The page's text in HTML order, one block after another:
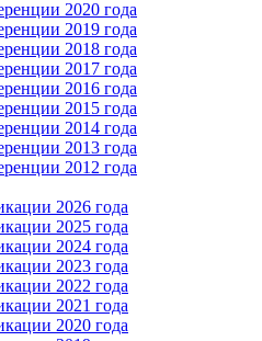
2020 года
2019 года
2018 года
2017 года
2016 года
2015 года
2014 года
2013 года
2012 года
2026 года
2025 года
2024 года
2023 года
2022 года
2021 года
2020 года